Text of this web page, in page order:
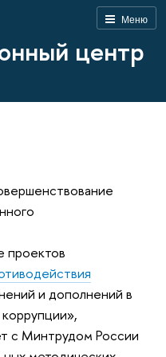
Меню
центр
проектов
и дополнений в
с Минтрудом России